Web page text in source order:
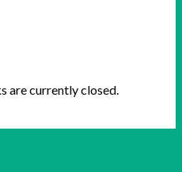
are currently closed.